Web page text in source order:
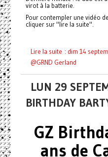
virot à la batterie.
Pour contempler une vidéo
cliquer sur "lire la suite".
Lire la suite : dim 14
@GRND Gerland
LUN 29
BIRTHDAY
GZ
ans de